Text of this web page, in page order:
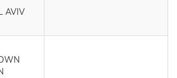
AVIV